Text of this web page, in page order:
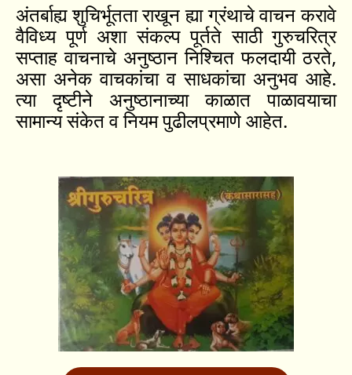
अंतर्बाह्य शुचिर्भूतता राखून ह्या ग्रंथाचे वाचन करावे
वैविध्य पूर्ण अशा संकल्प पूर्तते साठी गुरुचरित्र
सप्ताह वाचनाचे अनुष्ठान निश्चित फलदायी ठरते,
असा अनेक वाचकांचा व साधकांचा अनुभव आहे.
त्या दृष्टीने अनुष्ठानाच्या काळात पाळावयाचा
सामान्य संकेत व नियम पुढीलप्रमाणे आहेत.